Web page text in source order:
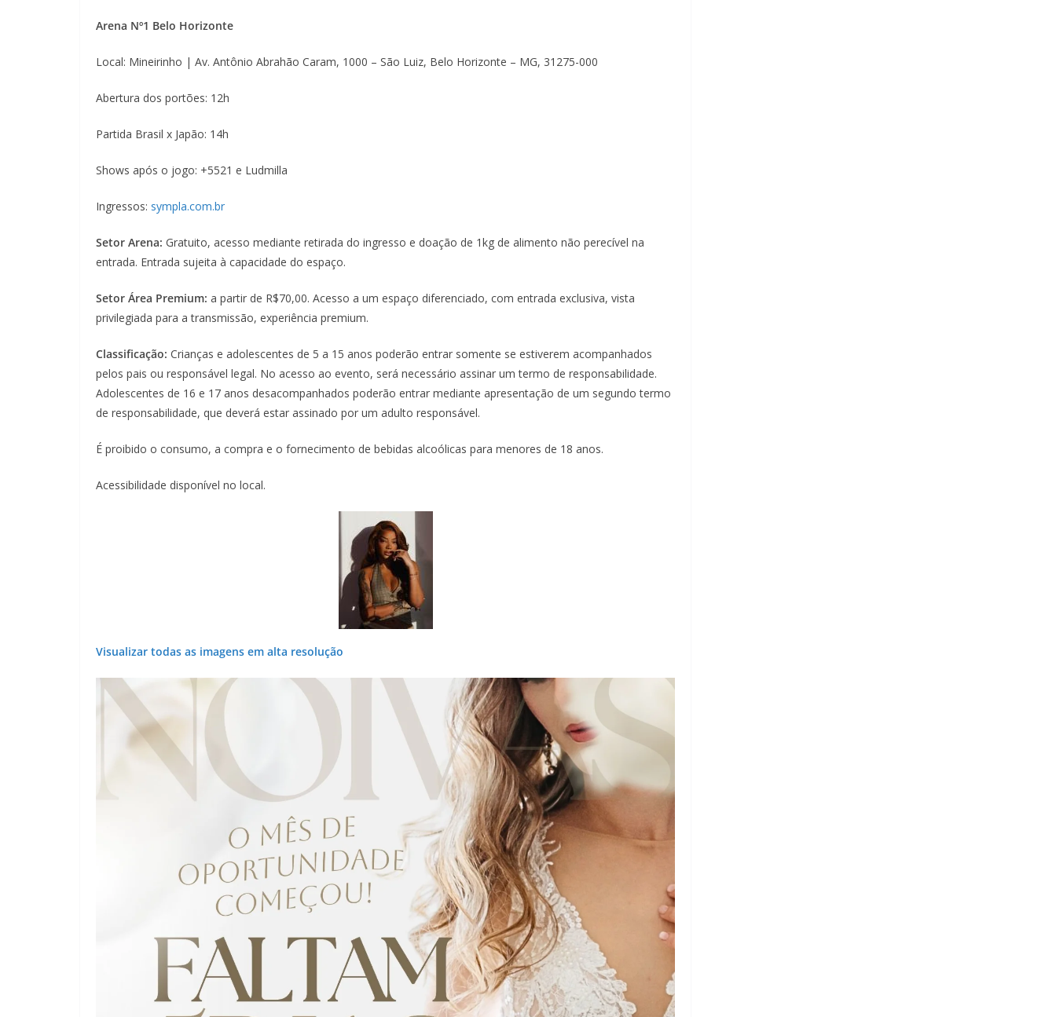
Arena Nº1 Belo Horizonte
Local: Mineirinho | Av. Antônio Abrahão Caram, 1000 – São Luiz, Belo Horizonte – MG, 31275-000
Abertura dos portões: 12h
Partida Brasil x Japão: 14h
Shows após o jogo: +5521 e Ludmilla
Ingressos: sympla.com.br
Setor Arena: Gratuito, acesso mediante retirada do ingresso e doação de 1kg de alimento não perecível na
entrada. Entrada sujeita à capacidade do espaço.
Setor Área Premium: a partir de R$70,00. Acesso a um espaço diferenciado, com entrada exclusiva, vista
privilegiada para a transmissão, experiência premium.
Classificação: Crianças e adolescentes de 5 a 15 anos poderão entrar somente se estiverem acompanhados
pelos pais ou responsável legal. No acesso ao evento, será necessário assinar um termo de responsabilidade.
Adolescentes de 16 e 17 anos desacompanhados poderão entrar mediante apresentação de um segundo termo
de responsabilidade, que deverá estar assinado por um adulto responsável.
É proibido o consumo, a compra e o fornecimento de bebidas alcoólicas para menores de 18 anos.
Acessibilidade disponível no local.
Visualizar todas as imagens em alta resolução